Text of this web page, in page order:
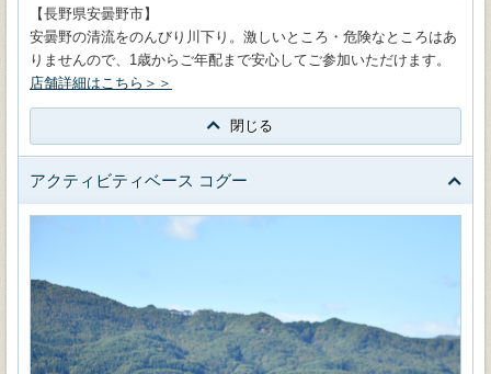
【長野県安曇野市】
安曇野の清流をのんびり川下り。激しいところ・危険なところはあ
りませんので、1歳からご年配まで安心してご参加いただけます。
店舗詳細はこちら＞＞
閉じる
アクティビティベース コグー